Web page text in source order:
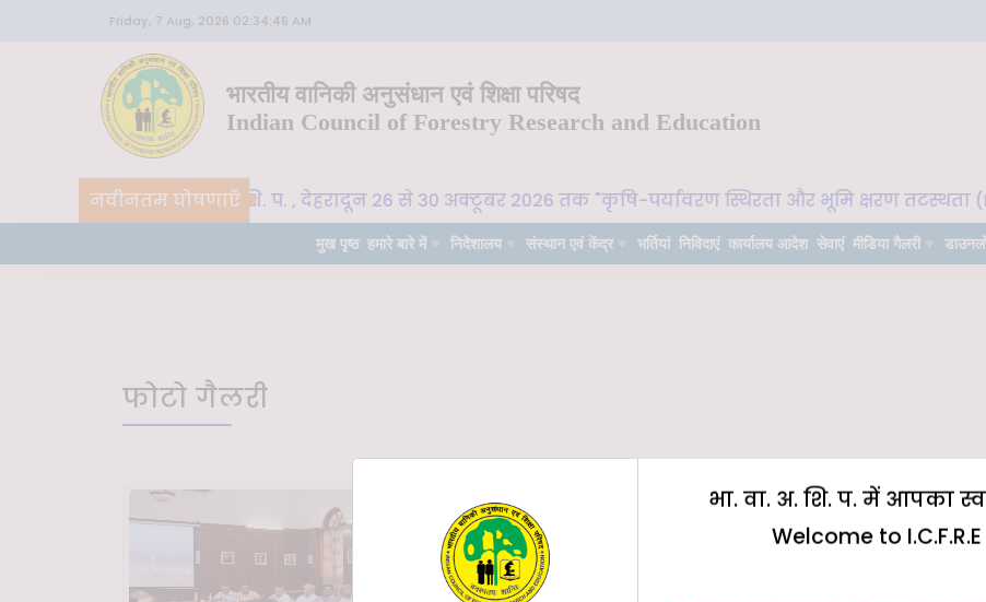
Friday, 7 Aug, 2026 02:34:46 AM
भारतीय वानिकी अनुसंधान एवं शिक्षा परिषद
Indian Council of Forestry Research and Education
नवीनतम घोषणाएँ
CoE-SLM, भा. वा. अ. शि. प. , देहरादून 26 से 30 अक्टूबर 2026 तक "कृषि-पर्यावरण स्थिरता और भूमि क्षरण तटस्थता
मुख पृष्ठ हमारे बारे में निदेशालय संस्थान एवं केंद्र भर्तियां निविदाएं कार्यालय आदेश सेवाएं मीडिया गैलरी
फोटो गैलरी
भा. वा. अ. शि. प. में आपका
Welcome to I.C.F.R.E